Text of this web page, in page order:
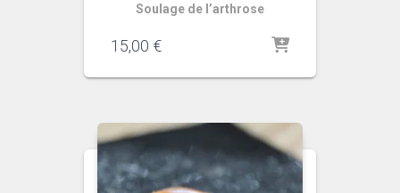
Soulage de l’arthrose
15,00 €